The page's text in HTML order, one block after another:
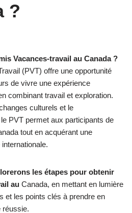
?
Vacances-travail au Canada ?
(PVT) offre une opportunité
de vivre une expérience
combinant travail et exploration.
culturels et le
PVT permet aux participants de
tout en acquérant une
les étapes pour obtenir
au Canada, en mettant en lumière
et les points clés à prendre en
réussie.